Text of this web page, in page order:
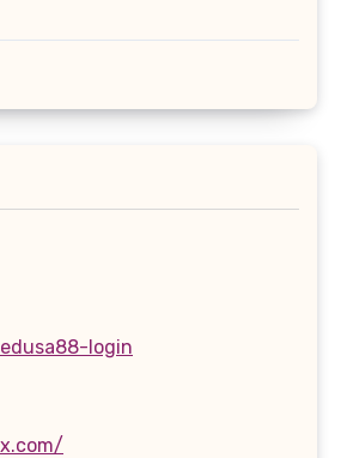
login